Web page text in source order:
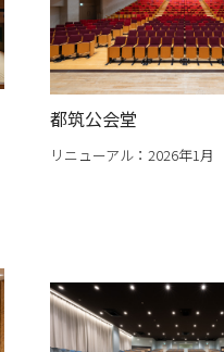
都筑公会堂
リニューアル：2026年1